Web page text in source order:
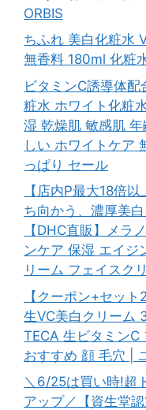
ORBIS
ちふれ 美白化粧水
無香料 180ml 化粧
ビタミンC誘導体
粧水 ホワイト化粧
湿 乾燥肌 敏感肌
しい ホワイトケア
っぱり セール
【店内P最大18倍
ち向かう、濃厚美
【DHC直販】メ
ンケア 保湿 エイジ
リーム フェイスク
【クーポン+セッ
生VC美白クリーム
TECA 生ビタミンC
おすすめ 顔 毛穴 |
＼6/25は買い時!超
アップ／【資生堂